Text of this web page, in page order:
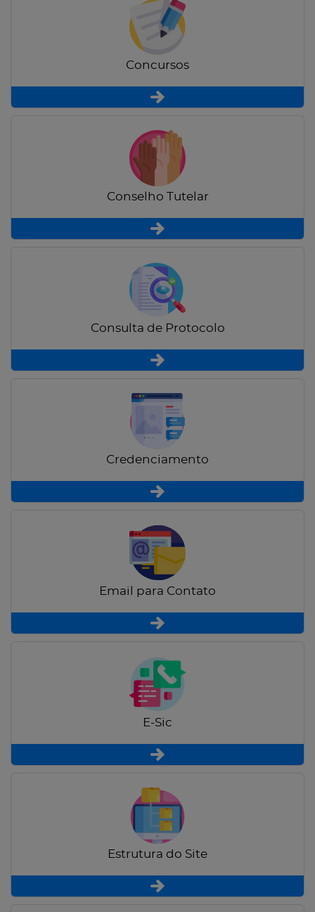
Concursos
Conselho Tutelar
Consulta de Protocolo
Credenciamento
Email para Contato
E-Sic
Estrutura do Site